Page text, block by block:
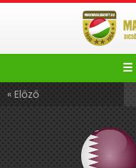
☰
« Előző